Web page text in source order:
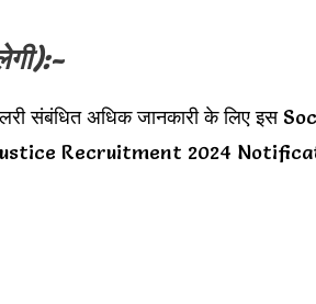
संबंधित अधिक जानकारी के लिए इस
Recruitment 2024